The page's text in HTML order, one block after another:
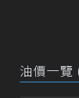
油價一